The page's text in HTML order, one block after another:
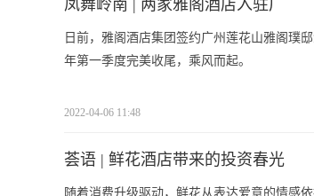
凤舞岭南 | 两家雅阁酒店入驻广
日前，雅阁酒店集团签约广州莲花山雅阁璞
年第一季度完美收尾，乘风而起。
2022-04-06 11:48
荟语 | 鲜花酒店带来的投资春光
随着消费升级驱动，鲜花从表达爱意的情感